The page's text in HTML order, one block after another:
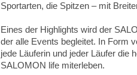
Sportarten, die Spitzen – mit
Eines der Highlights wird der
der alle Events begleitet. In Form
jede Läuferin und jeder Läufer die
SALOMON life miterleben.